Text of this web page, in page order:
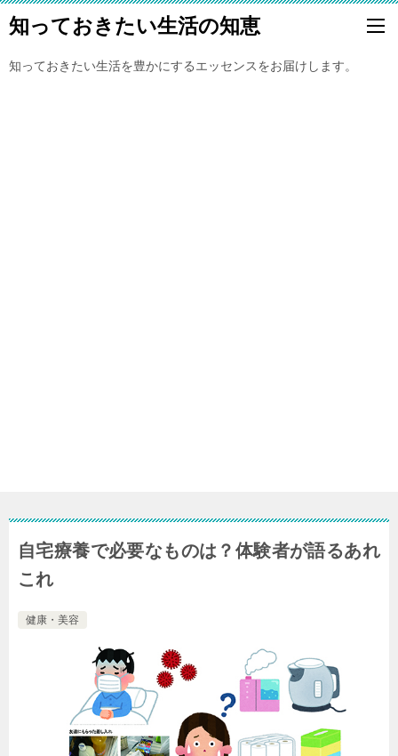
知っておきたい生活の知恵
知っておきたい生活を豊かにするエッセンスをお届けします。
自宅療養で必要なものは？体験者が語るあれ
これ
健康・美容